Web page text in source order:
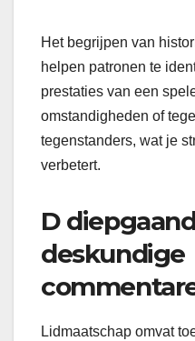
Het begrijpen van
helpen patronen te
prestaties van een
omstandigheden of
tegenstanders, wat je
verbetert.
D
deskundige
Lidmaatschap omvat